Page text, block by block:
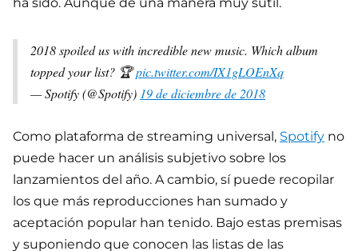
2018 spoiled us with incredible new music. Which album
topped your list? 🏆pic.twitter.com/IX1gLOEnXq
— Spotify (@Spotify) 19 de diciembre de 2018
Como plataforma de streaming universal, Spotify no
puede hacer un análisis subjetivo sobre los
lanzamientos del año. A cambio, sí puede recopilar
los que más reproducciones han sumado y
aceptación popular han tenido. Bajo estas premisas
y suponiendo que conocen las listas de las